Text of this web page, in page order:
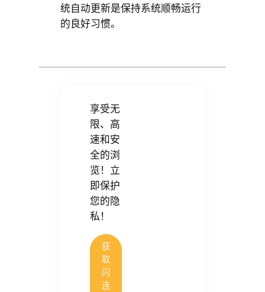
统自动更新是保持系统顺畅运行
的良好习惯。
享受无
限、高
速和安
全的浏
览！立
即保护
您的隐
私！
获
取
闪
连